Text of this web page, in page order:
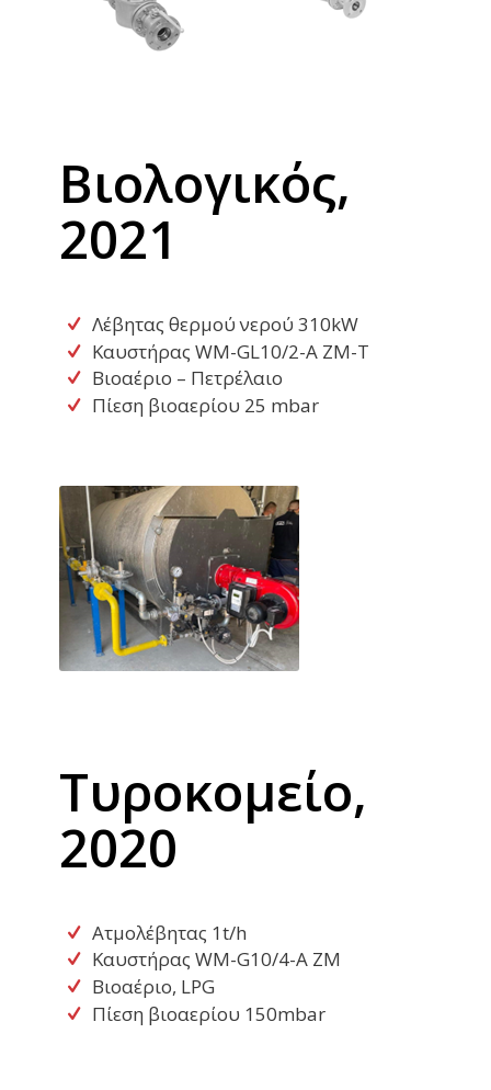
Βιολογικός,
2021
Λέβητας θερμού νερού 310kW
Καυστήρας WM-GL10/2-A ZM-T
Βιοαέριο – Πετρέλαιο
Πίεση βιοαερίου 25 mbar
Τυροκομείο,
2020
Ατμολέβητας 1t/h
Καυστήρας WM-G10/4-A ZM
Βιοαέριο, LPG
Πίεση βιοαερίου 150mbar